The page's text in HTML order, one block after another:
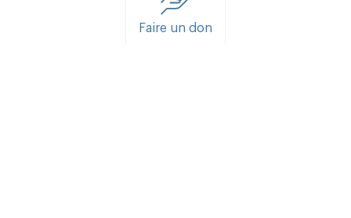
Faire un don